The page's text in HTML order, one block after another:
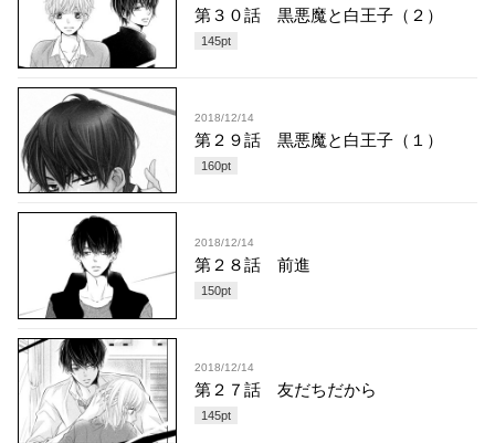
第３０話 黒悪魔と白王子（２）
145pt
2018/12/14
第２９話 黒悪魔と白王子（１）
160pt
2018/12/14
第２８話 前進
150pt
2018/12/14
第２７話 友だちだから
145pt